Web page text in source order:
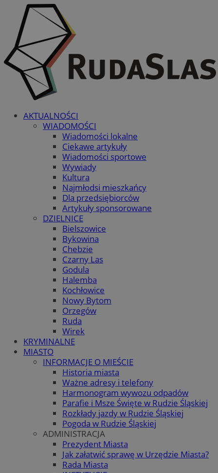
AKTUALNOŚCI
WIADOMOŚCI
Wiadomości lokalne
Ciekawe artykuły
Wiadomości sportowe
Wywiady
Kultura
Najmłodsi mieszkańcy
Dla przedsiębiorców
Artykuły sponsorowane
DZIELNICE
Bielszowice
Bykowina
Chebzie
Czarny Las
Godula
Halemba
Kochłowice
Nowy Bytom
Orzegów
Ruda
Wirek
KRYMINALNE
MIASTO
INFORMACJE O MIEŚCIE
Historia miasta
Ważne adresy i telefony
Harmonogram wywozu odpadów
Parafie i Msze Święte w Rudzie Śląskiej
Rozkłady jazdy w Rudzie Śląskiej
Pogoda w Rudzie Śląskiej
ADMINISTRACJA
Prezydent Miasta
Jak załatwić sprawę w Urzędzie Miasta?
Rada Miasta